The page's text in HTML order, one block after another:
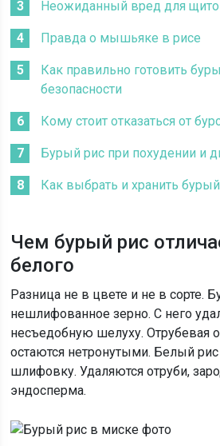
Неожиданный вред для
Правда о мышьяке в рисе
Как правильно готовить
безопасности
Кому стоит отказаться от
Бурый рис при похудении и
Как выбрать и хранить
Чем бурый рис
белого
Разница не в цвете и не в сорте.
нешлифованное зерно. С него
несъедобную шелуху. Отрубевая
остаются нетронутыми. Белый
шлифовку. Удаляются отруби,
эндосперма.